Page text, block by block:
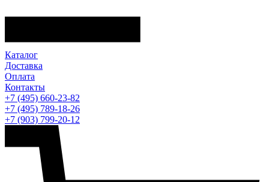
Каталог
Доставка
Оплата
Контакты
+7 (495) 660-23-82
+7 (495) 789-18-26
+7 (903) 799-20-12